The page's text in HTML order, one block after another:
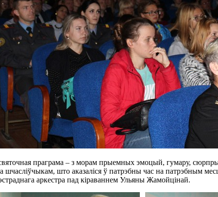
праграма – з морам прыемных эмоцый, гумару,
шчасліўчыкам, што аказаліся ў патрэбны час на патрэбным
аркестра пад кіраваннем Ульяны Жамойцінай.